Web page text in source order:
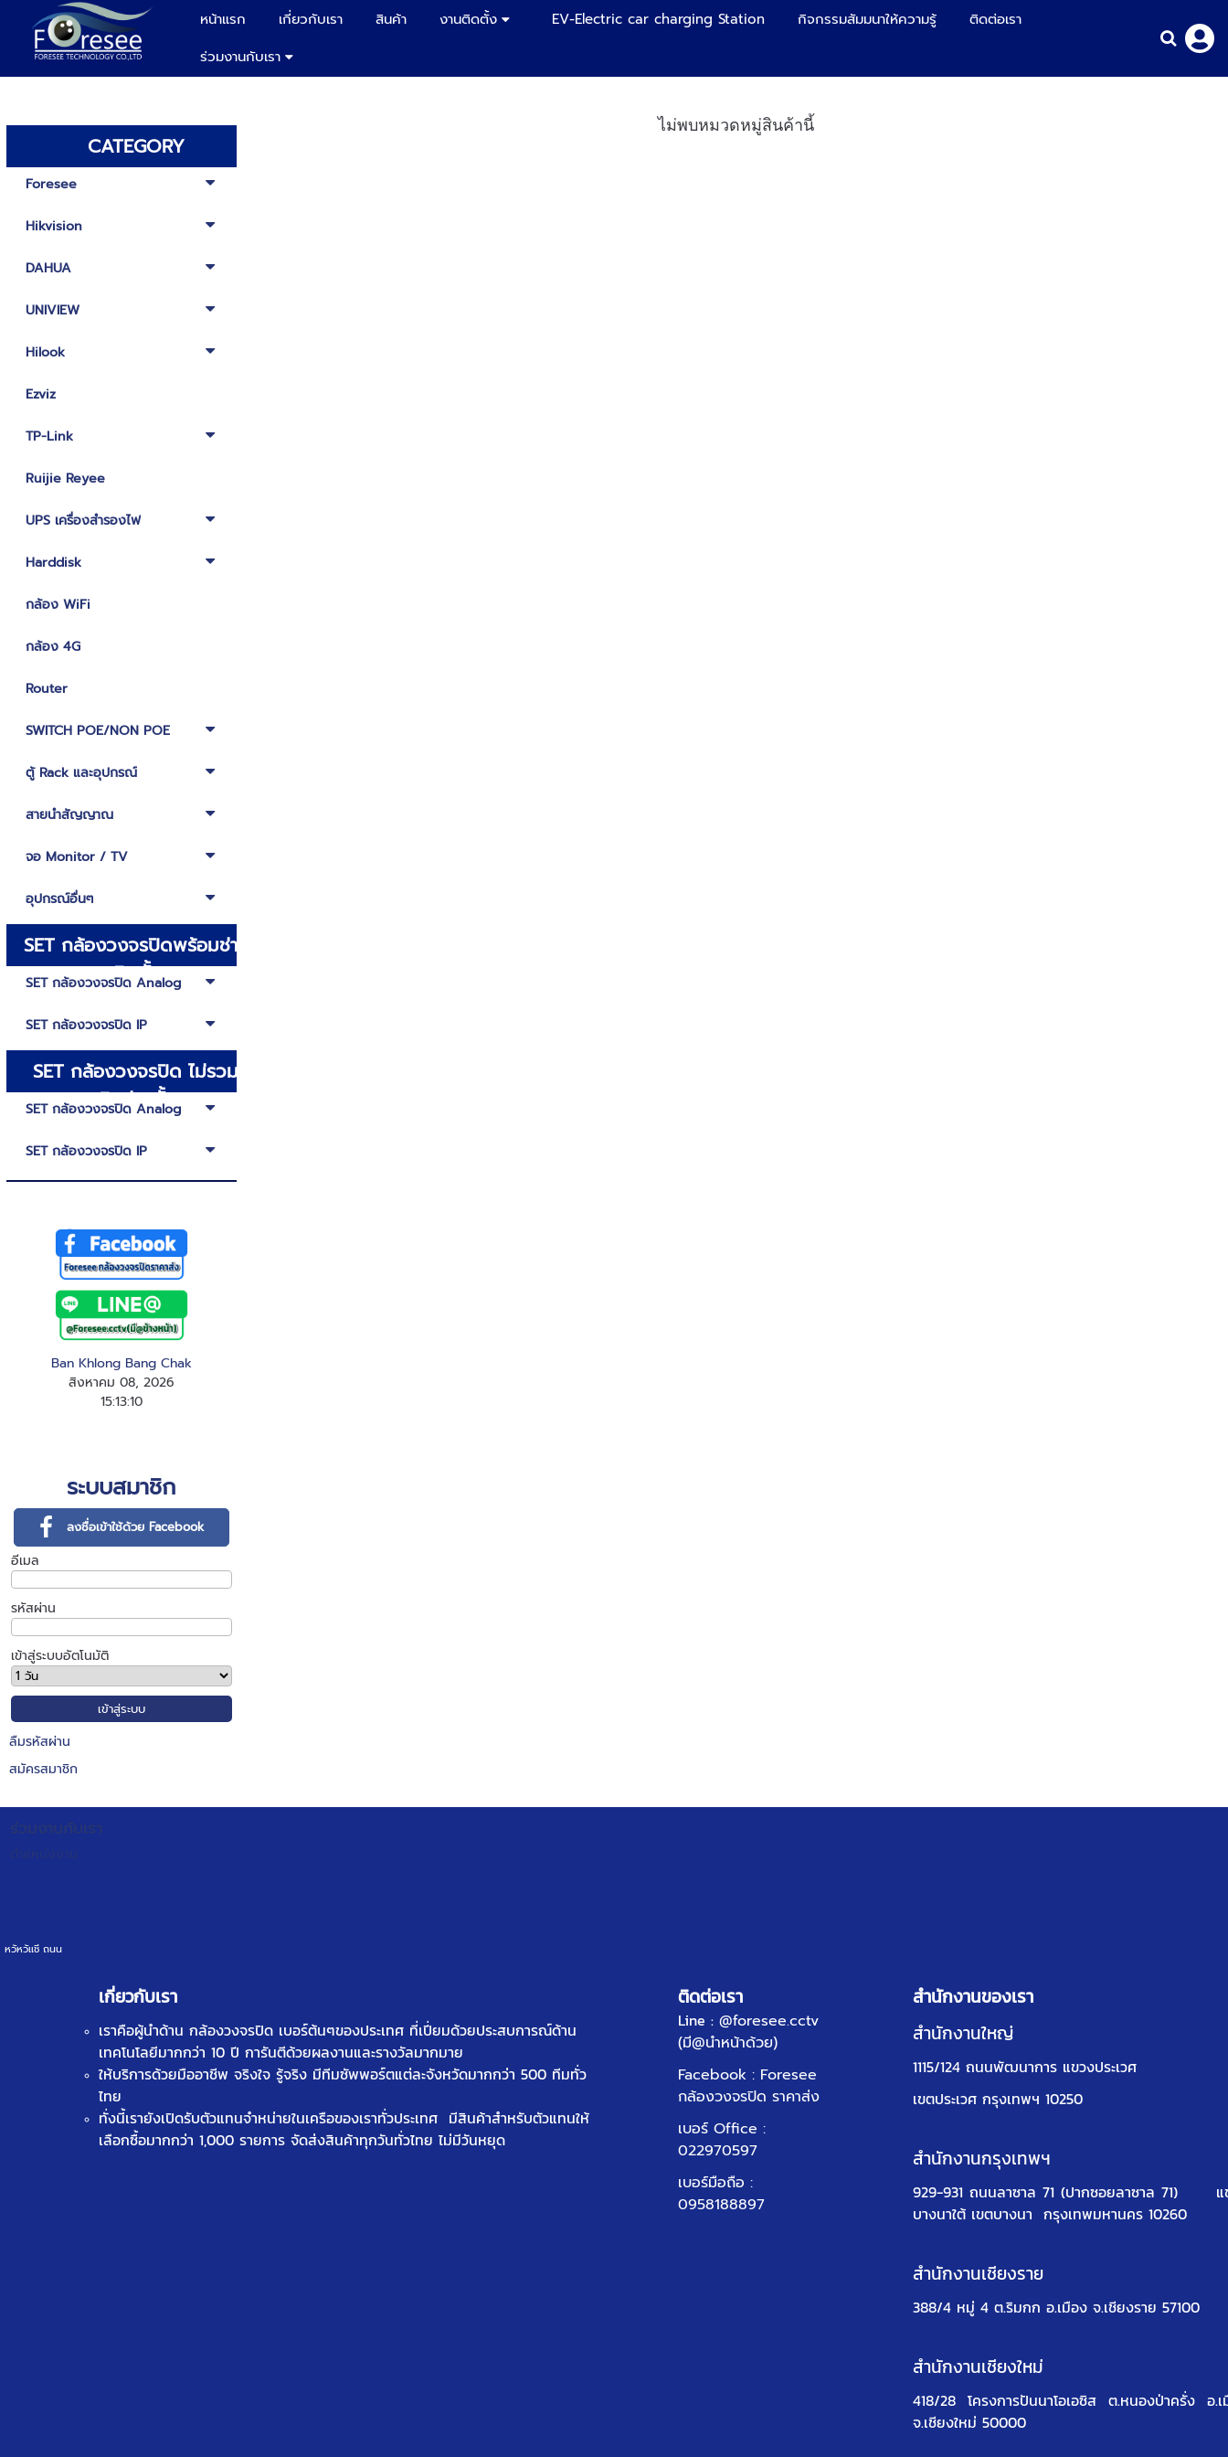
หน้าแรก เกี่ยวกับเรา สินค้า งานติดตั้ง EV-Electric car charging Station กิจกรรมสัมมนาให้ความรู้
ติดต่อเรา
ร่วมงานกับเรา
CATEGORY
Foresee
Hikvision
DAHUA
UNIVIEW
Hilook
Ezviz
TP-Link
Ruijie Reyee
UPS เครื่องสำรองไฟ
Harddisk
กล้อง WiFi
กล้อง 4G
Router
SWITCH POE/NON POE
ตู้ Rack และอุปกรณ์
สายนำสัญญาณ
จอ Monitor / TV
อุปกรณ์อื่นๆ
SET กล้องวงจรปิดพร้อมช่าง
ติดตั้ง
SET กล้องวงจรปิด Analog
SET กล้องวงจรปิด IP
SET กล้องวงจรปิด ไม่รวม
ติดช่างตั้ง
SET กล้องวงจรปิด Analog
SET กล้องวงจรปิด IP
Ban Khlong Bang Chak
สิงหาคม 08, 2026
15:13:10
ระบบสมาชิก
ลงชื่อเข้าใช้ด้วย Facebook
อีเมล
รหัสผ่าน
เข้าสู่ระบบอัตโนมัติ
ลืมรหัสผ่าน
สมัครสมาชิก
ไม่พบหมวดหมู่สินค้านี้
หวัหวัเเชี ถนน
เกี่ยวกับเรา
เราคือผู้นำด้าน กล้องวงจรปิด เบอร์ต้นๆของประเทศ ที่เปี่ยมด้วยประสบการณ์ด้าน
เทคโนโลยีมากกว่า 10 ปี การันตีด้วยผลงานและรางวัลมากมาย
ให้บริการด้วยมืออาชีพ จริงใจ รู้จริง มีทีมซัพพอร์ตแต่ละจังหวัดมากกว่า 500 ทีมทั่ว
ไทย
ทั่งนี้เรายังเปิดรับตัวแทนจำหน่ายในเครือของเราทั่วประเทศ มีสินค้าสำหรับตัวแทนให้
เลือกซื้อมากกว่า 1,000 รายการ จัดส่งสินค้าทุกวันทั่วไทย ไม่มีวันหยุด
ติดต่อเรา
Line : @foresee.cctv
(มี@นำหน้าด้วย)
Facebook : Foresee
กล้องวงจรปิด ราคาส่ง
เบอร์ Office :
022970597
เบอร์มือถือ :
0958188897
สำนักงานของเรา
สำนักงานใหญ่
1115/124 ถนนพัฒนาการ แขวงประเวศ
เขตประเวศ กรุงเทพฯ 10250
สำนักงานกรุงเทพฯ
929-931 ถนนลาซาล 71 (ปากซอยลาซาล 71)
บางนาใต้ เขตบางนา กรุงเทพมหานคร 10260
สำนักงานเชียงราย
388/4 หมู่ 4 ต.ริมกก อ.เมือง จ.เชียงราย 57100
สำนักงานเชียงใหม่
418/28 โครงการปันนาโอเอซิส ต.หนองป่าครั่ง อ.เ
จ.เชียงใหม่ 50000